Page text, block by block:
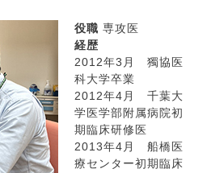
役職 専攻医
経歴
2012年3月 獨協医
科大学卒業
2012年4月 千葉大
学医学部附属病院初
期臨床研修医
2013年4月 船橋医
療センター初期臨床